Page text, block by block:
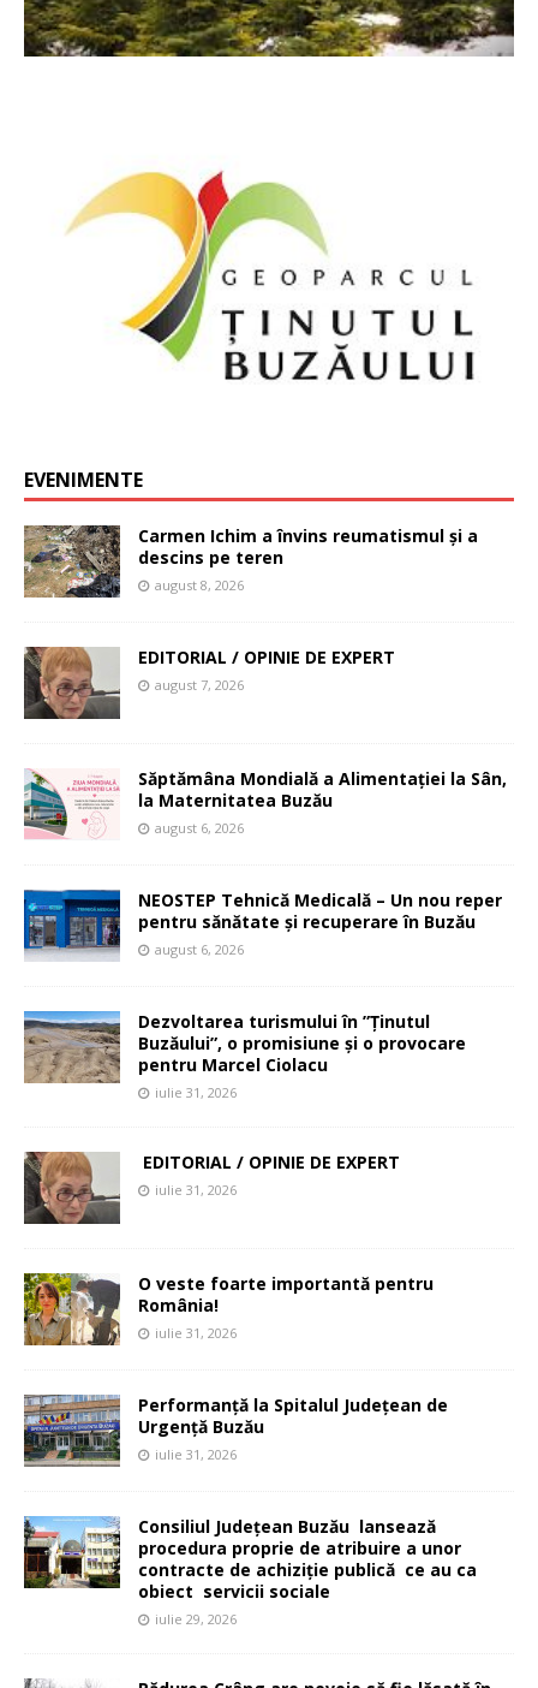
EVENIMENTE
Carmen Ichim a învins reumatismul și a
descins pe teren
august 8, 2026
EDITORIAL / OPINIE DE EXPERT
august 7, 2026
Săptămâna Mondială a Alimentației la Sân,
la Maternitatea Buzău
august 6, 2026
NEOSTEP Tehnică Medicală – Un nou reper
pentru sănătate și recuperare în Buzău
august 6, 2026
Dezvoltarea turismului în ”Ținutul
Buzăului”, o promisiune și o provocare
pentru Marcel Ciolacu
iulie 31, 2026
EDITORIAL / OPINIE DE EXPERT
iulie 31, 2026
O veste foarte importantă pentru
România!
iulie 31, 2026
Performanță la Spitalul Județean de
Urgență Buzău
iulie 31, 2026
Consiliul Județean Buzău lansează
procedura proprie de atribuire a unor
contracte de achiziție publică ce au ca
obiect servicii sociale
iulie 29, 2026